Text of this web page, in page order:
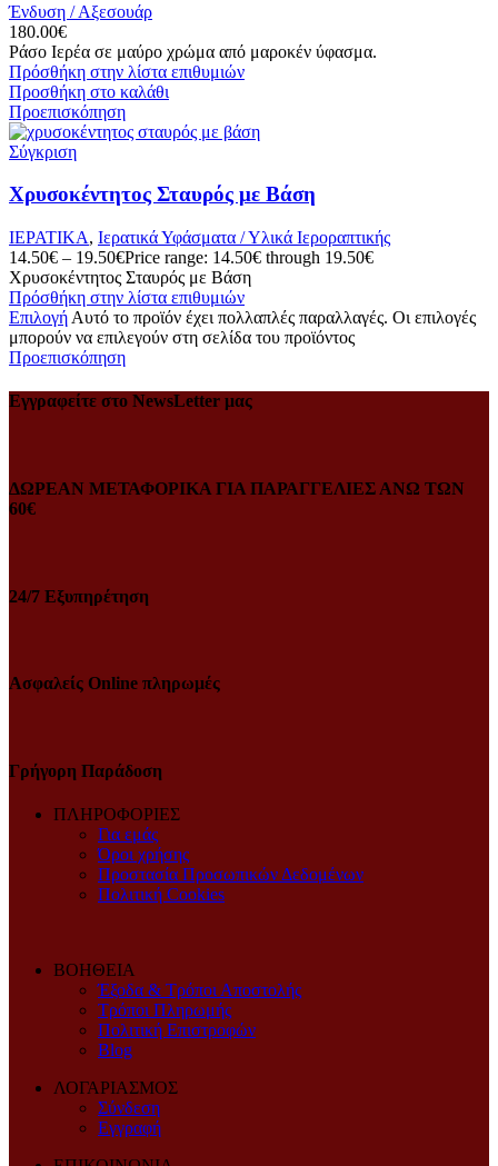
Ένδυση / Αξεσουάρ
180.00€
Ράσο Ιερέα σε μαύρο χρώμα από μαροκέν ύφασμα.
Πρόσθήκη στην λίστα επιθυμιών
Προσθήκη στο καλάθι
Προεπισκόπηση
Σύγκριση
Χρυσοκέντητος Σταυρός με Βάση
ΙΕΡΑΤΙΚΑ, Ιερατικά Υφάσματα / Υλικά Ιεροραπτικής
14.50€ – 19.50€Price range: 14.50€ through 19.50€
Χρυσοκέντητος Σταυρός με Βάση
Πρόσθήκη στην λίστα επιθυμιών
Επιλογή Αυτό το προϊόν έχει πολλαπλές παραλλαγές. Οι επιλογές
μπορούν να επιλεγούν στη σελίδα του προϊόντος
Προεπισκόπηση
Εγγραφείτε στο NewsLetter μας
ΔΩΡΕΑΝ ΜΕΤΑΦΟΡΙΚΑ ΓΙΑ ΠΑΡΑΓΓΕΛΙΕΣ ΑΝΩ ΤΩΝ
60€
24/7 Εξυπηρέτηση
Ασφαλείς Online πληρωμές
Γρήγορη Παράδοση
ΠΛΗΡΟΦΟΡΙΕΣ
Για εμάς
Όροι χρήσης
Προστασία Προσωπικών Δεδομένων
Πολιτική Cookies
ΒΟΗΘΕΙΑ
Έξοδα & Τρόποι Αποστολής
Τρόποι Πληρωμής
Πολιτική Επιστροφών
Blog
ΛΟΓΑΡΙΑΣΜΟΣ
Σύνδεση
Εγγραφή